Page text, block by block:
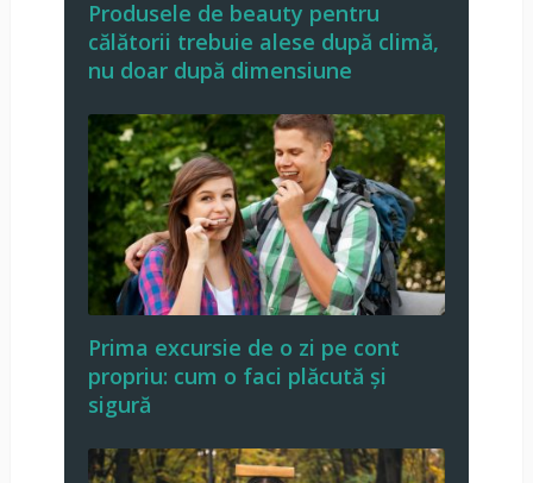
Produsele de beauty pentru
călătorii trebuie alese după climă,
nu doar după dimensiune
Prima excursie de o zi pe cont
propriu: cum o faci plăcută și
sigură